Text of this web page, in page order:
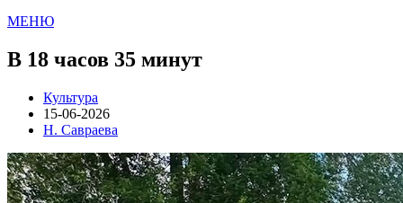
МЕНЮ
В 18 часов 35 минут
Культура
15-06-2026
Н. Савраева